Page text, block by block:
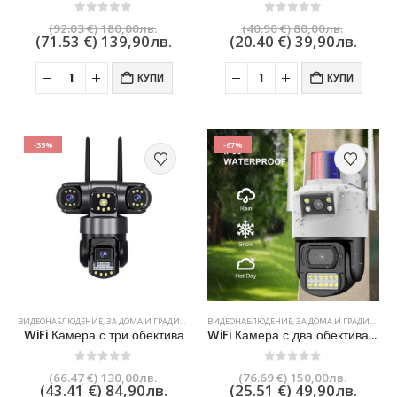
(92.03 €)180,00лв.
(71.53 €) 139,90лв.
КУПИ
(40.90 €)80,00лв.
(20.40 €) 39,90лв.
КУПИ
-35%
ВИДЕОНАБЛЮДЕНИЕ,ЗА ДОМА И ГРАДИНАТА
WiFi Камера с три обектива
(66.47 €)130,00лв.
(43.41 €) 84,90лв.
-67%
ВИДЕОНАБЛЮДЕНИЕ,ЗА ДОМА И ГРАДИНАТА
WiFi Камера с два обектива 8 MP
(76.69 €)150,00лв.
(25.51 €) 49,90лв.
0out of 5490,00
(204.01 €)
Тунелна Оранжерия 6×3×2 м с 2 врати и 12 прозореца
0out of 5
(204.52 €)400,00лв.
(142.65 €)
279,00 лв.
0out of 5490,00
(204.01 €)
Тунелна Оранжерия 6×3×2 м с 2 врати и 12 прозореца
0out of 5
(204.52 €) 400,00лв.
(142.65 €)
279,00